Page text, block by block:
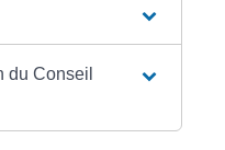
du Conseil